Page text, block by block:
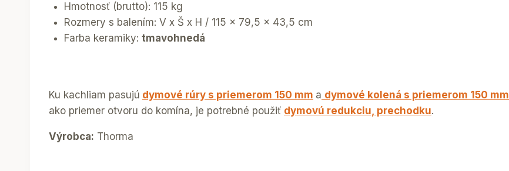
Hmotnosť (brutto): 115 kg
Rozmery s balením: V x Š x H / 115 x 79,5 x 43,5 cm
Farba keramiky: tmavohnedá
Ku kachliam pasujú dymové rúry s priemerom 150 mm a dymové kolená s priemerom 150 mm
ako priemer otvoru do komína, je potrebné použiť dymovú redukciu, prechodku.
Výrobca: Thorma